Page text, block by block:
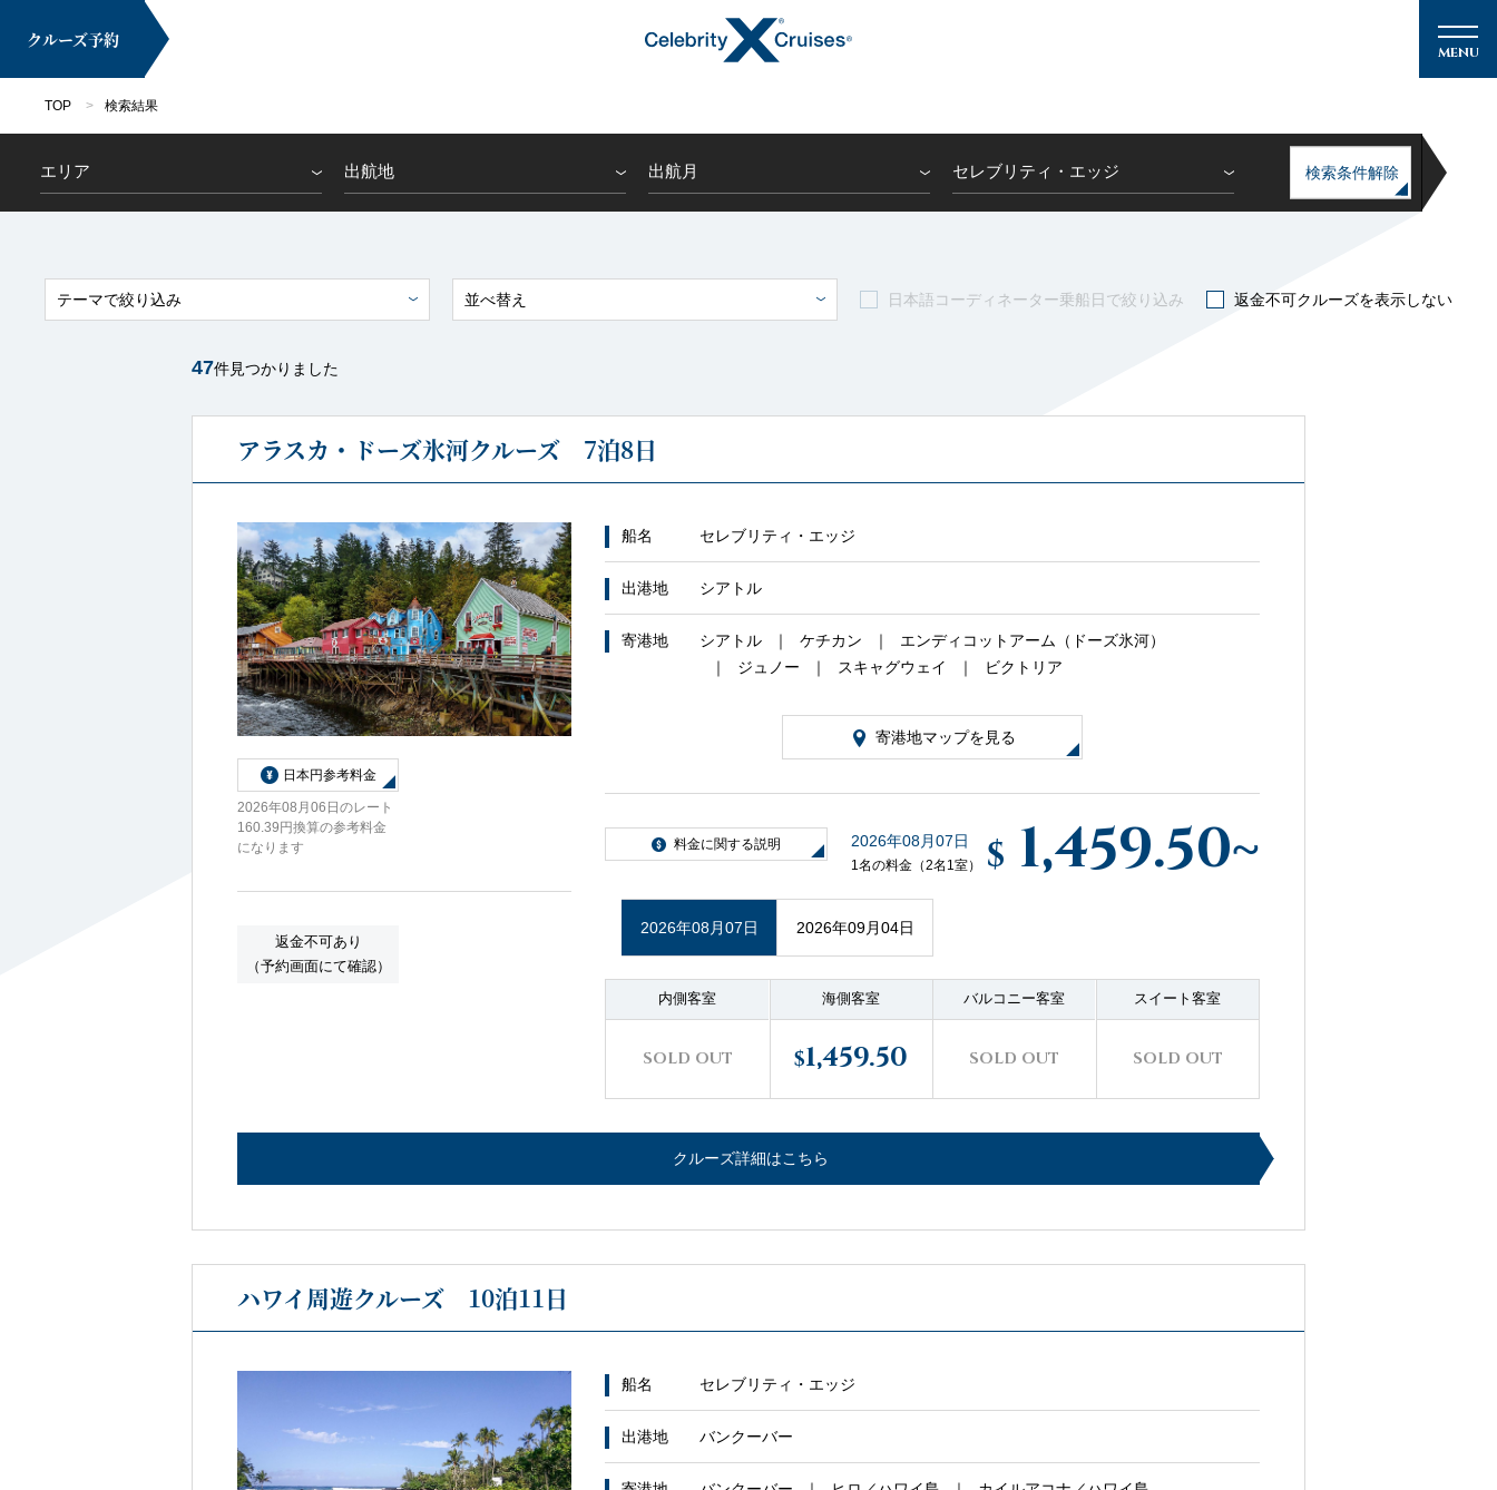
メルマガ登録
船内へようこそ
パンフレット
セレブリティクルーズの世界
クルーズ予約
TOP 検索結果
エリア 出航地 出航月 セレブリティ・エッジ 検索条件解除
テーマで絞り込み 並べ替え 日本語コーディネーター乗船日で絞り込み 返金不可クルーズを表示しない
47件見つかりました
アラスカ・ドーズ氷河クルーズ 7泊8日
船名 セレブリティ・エッジ
出港地 シアトル
寄港地 シアトル ケチカン
エンディコットアーム（ドーズ氷河）
ジュノー
スキャグウェイ ビクトリア
寄港地マップを見る
2026年08月07日
1名の料金（2名1室） $ 1,459.50~
料金に関する説明
2026年08月07日 2026年09月04日
内側客室
SOLD OUT
海側客室
$1,459.50
バルコニー客室
SOLD OUT
スイート客室
SOLD OUT
日本円参考料金
2026年08月06日のレート
160.39円換算の参考料金
になります
返金不可あり
（予約画面にて確認）
クルーズ詳細はこちら
ハワイ周遊クルーズ 10泊11日
船名 セレブリティ・エッジ
出港地 バンクーバー